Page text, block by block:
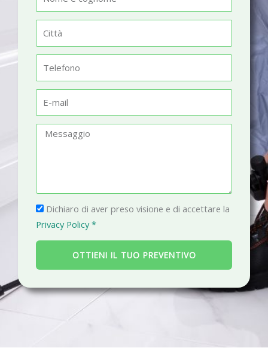
m
t
à
l
fm
a
g
g
i
P
r
i
a
c
Dichiaro di aver preso visione e di accettare la
Privacy Policy *
OTTIENI IL TUO PREVENTIVO